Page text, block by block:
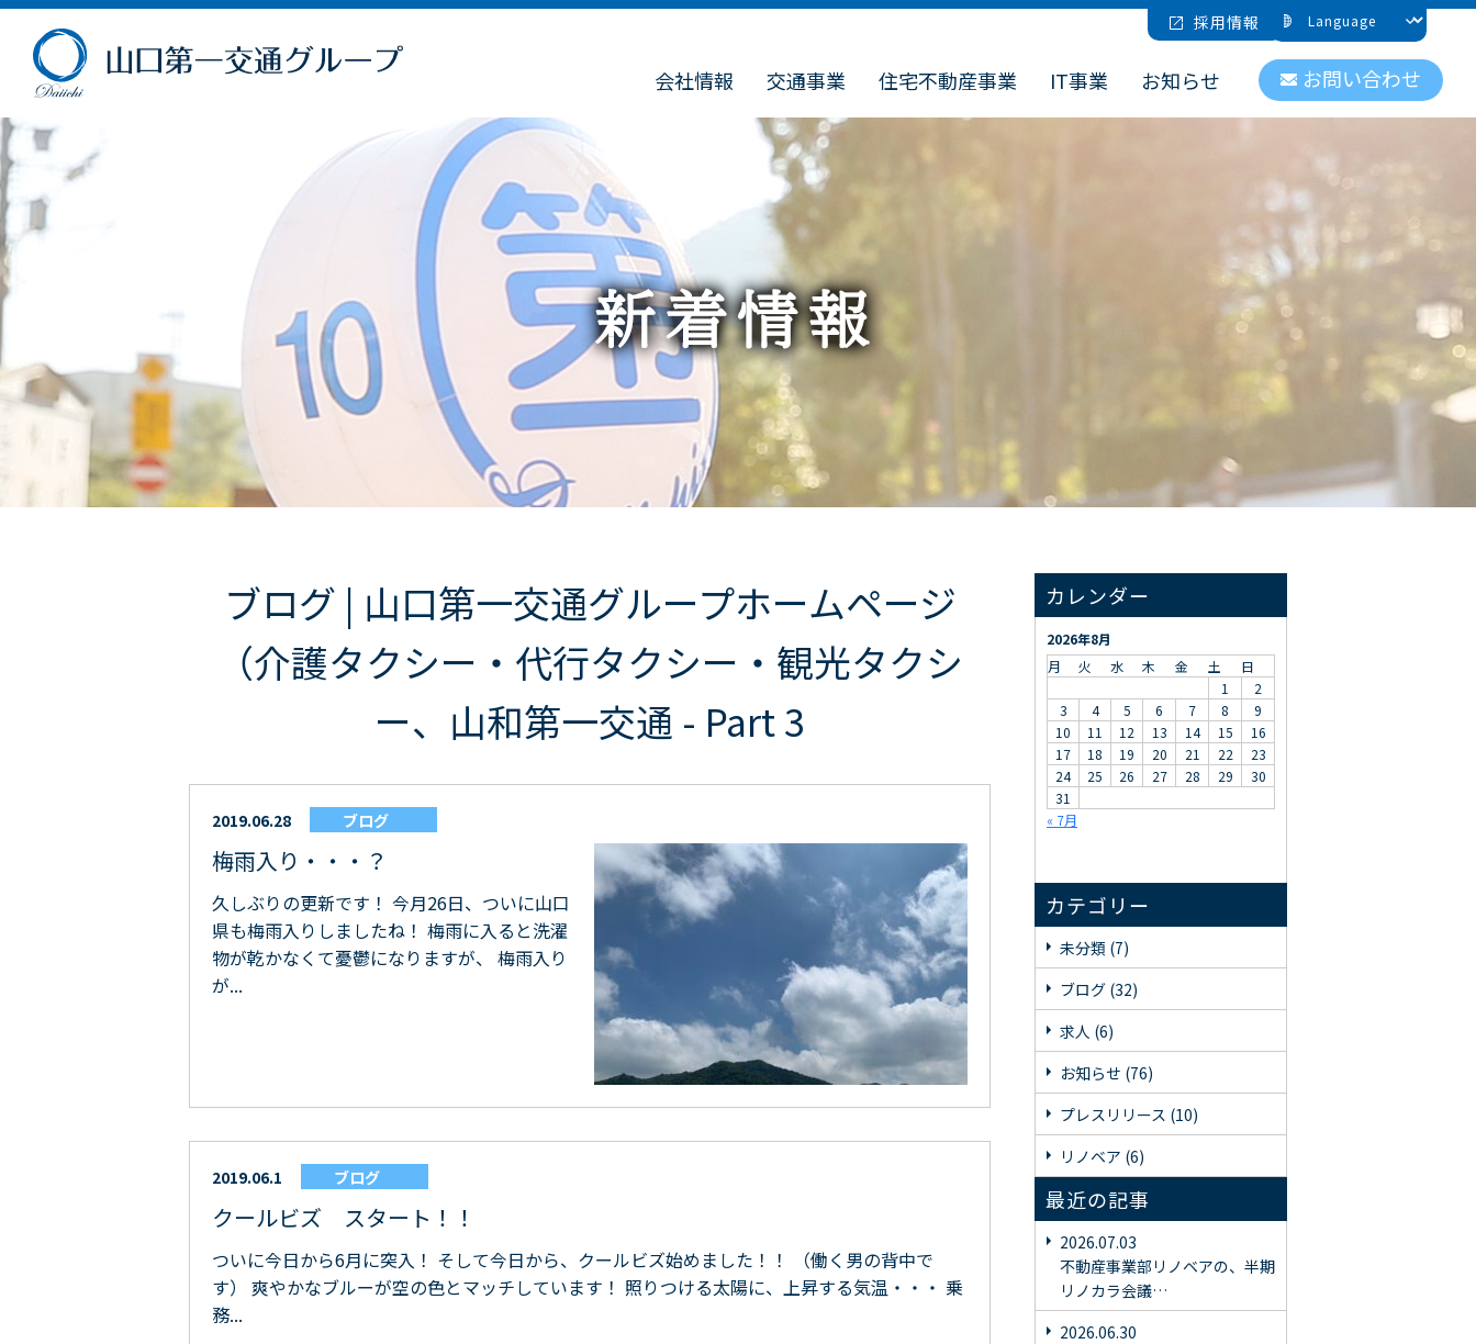
採用情報
会社情報 交通事業 住宅不動産事業 IT事業 お知らせ お問い合わせ
ブログ | 山口第一交通グループホームページ
（介護タクシー・代行タクシー・観光タクシ
ー、山和第一交通 - Part 3
2019.06.28 ブログ
梅雨入り・・・？
久しぶりの更新です！ 今月26日、ついに山口
県も梅雨入りしましたね！ 梅雨に入ると洗濯
物が乾かなくて憂鬱になりますが、 梅雨入り
が...
2019.06.1 ブログ
クールビズ スタート！！
ついに今日から6月に突入！ そして今日から、クールビズ始めました！！ （働く男の背中で
す） 爽やかなブルーが空の色とマッチしています！ 照りつける太陽に、上昇する気温・・・ 乗
務...
カレンダー
2026年8月
月
火 水 木 金 土
日
1
2
3
4 5 6 7 8
9
10
11 12 13 14 15
16
17
18 19 20 21 22
23
24
25 26 27 28 29
30
31
« 7月
カテゴリー
未分類 (7)
ブログ (32)
求人 (6)
お知らせ (76)
プレスリリース (10)
リノベア (6)
最近の記事
2026.07.03
不動産事業部リノベアの、半期
リノカラ会議…
2026.06.30